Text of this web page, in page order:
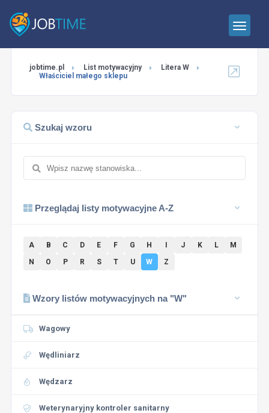
jobtime.pl List motywacyjny
Litera W
Właściciel małego sklepu
Szukaj wzoru
Przeglądaj listy motywacyjne A-Z
A B C D E F G H J K L
M
N
O P R S T U W Z
Wzory listów motywacyjnych na "W"
Wagowy
Wędliniarz
Wędzarz
Weterynaryjny kontroler sanitarny